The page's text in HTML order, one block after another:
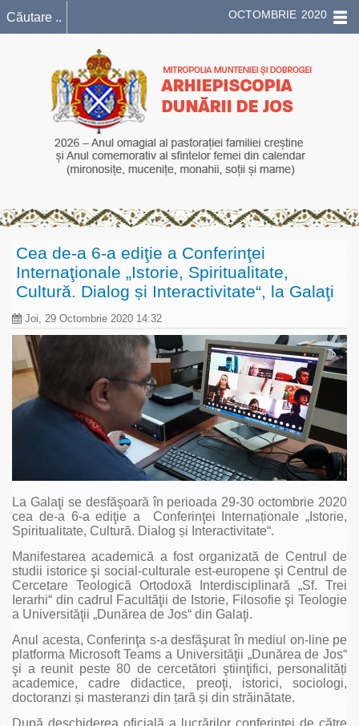
OCTOMBRIE 2020
Cea de-a 6-a ediţie a Conferinţei
Internaţionale „Istorie, Spiritualitate,
Cultură. Dialog și Interactivitate“, la Galaţi
Joi, 29 Octombrie 2020 14:32
La Galaţi se desfăşoară în perioada 29-30 octombrie 2020
cea de-a 6-a ediţie a Conferinţei Internaționale „Istorie,
Spiritualitate, Cultură. Dialog și Interactivitate“.
Manifestarea academică a fost organizată de Centrul de
studii istorice şi social-culturale est-europene şi Centrul de
Cercetare Teologică Ortodoxă Interdisciplinară „Sf. Trei
Ierarhi“ din cadrul Facultăţii de Istorie, Filosofie şi Teologie
a Universităţii „Dunărea de Jos“ din Galaţi.
Anul acesta, Conferinţa s-a desfăşurat în mediul on-line pe
platforma Microsoft Teams a Universităţii „Dunărea de Jos“
şi a reunit peste 80 de cercetători ştiinţifici, personalități
academice, cadre didactice, preoţi, istorici, sociologi,
doctoranzi și masteranzi din țară și din străinătate.
După deschiderea oficială a lucrărilor conferinţei de către